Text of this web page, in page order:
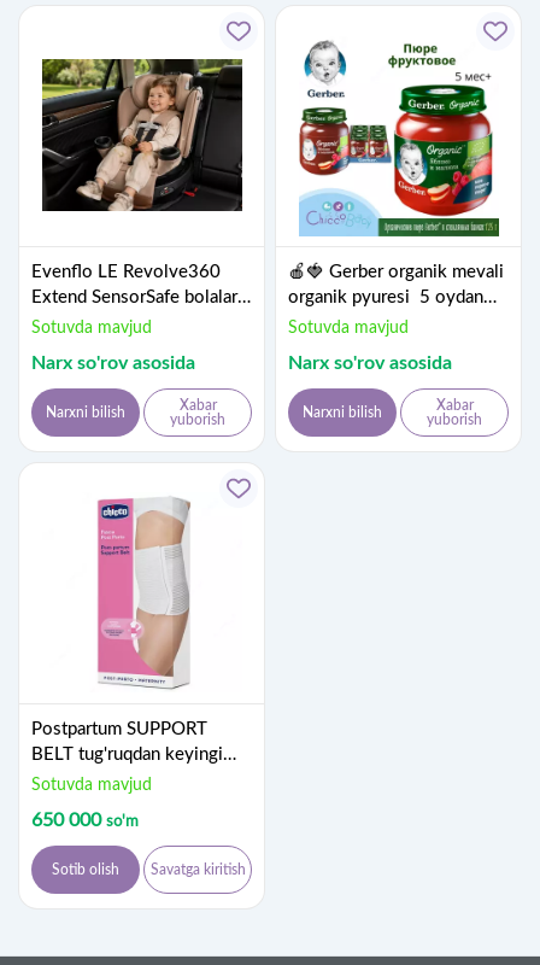
Evenflo LE Revolve360
Extend SensorSafe bolalar
avtokreslosi, Champagne
Sotuvda mavjud
Narx so'rov asosida
Narxni bilish
Xabar
yuborish
🍎🍓 Gerber organik mevali
organik pyuresi 5 oydan
boshlab
Sotuvda mavjud
Narx so'rov asosida
Narxni bilish
Xabar
yuborish
Postpartum SUPPORT
BELT tug'ruqdan keyingi
bandaj, o'rta, арт.СН
Sotuvda mavjud
650 000 so'm
Sotib olish Savatga kiritish